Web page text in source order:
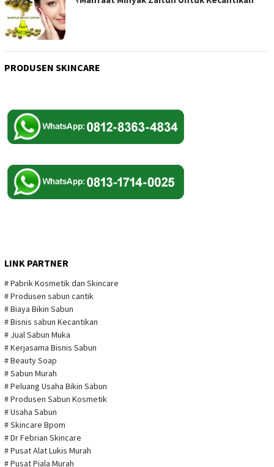
PRODUSEN SKINCARE
LINK PARTNER
# Pabrik Kosmetik dan Skincare
# Produsen sabun cantik
# Biaya Bikin Sabun
# Bisnis sabun Kecantikan
# Jual Sabun Muka
# Kerjasama Bisnis Sabun
# Beauty Soap
# Sabun Murah
# Peluang Usaha Bikin Sabun
# Produsen Sabun Kosmetik
# Usaha Sabun
# Skincare Bpom
# Dr Febrian Skincare
# Pusat Alat Lukis Murah
# Pusat Piala Murah